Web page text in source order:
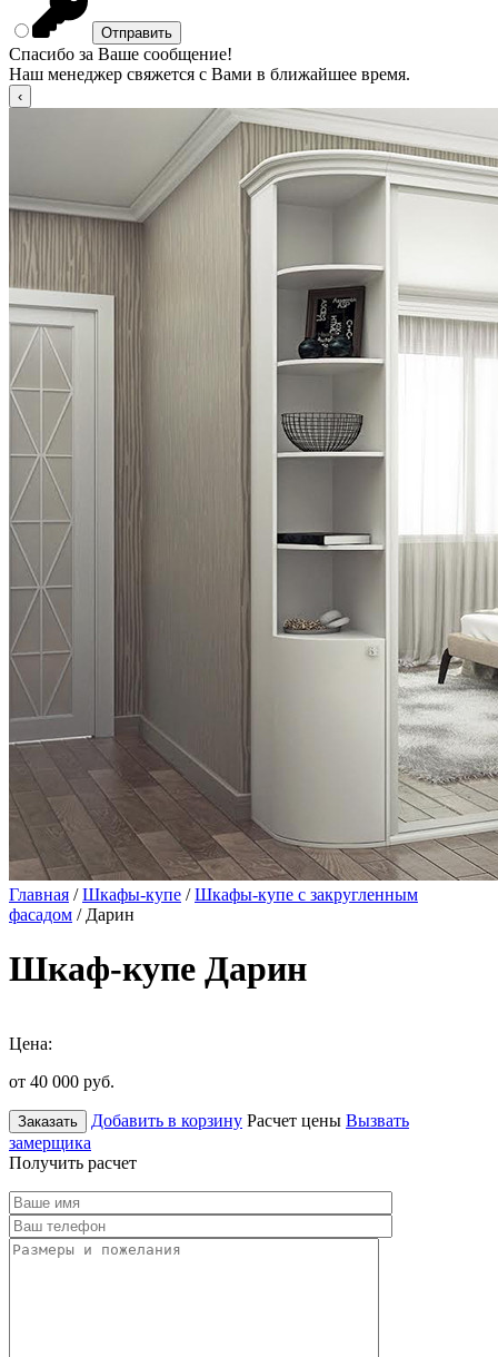
Спасибо за Ваше сообщение!
Наш менеджер свяжется с Вами в ближайшее время.
Главная /Шкафы-купе /Шкафы-купе с закругленным
фасадом / Дарин
Шкаф-купе Дарин
Цена:
от 40 000 руб.
Заказать Добавить в корзину Расчет цены Вызвать
замерщика
Получить расчет